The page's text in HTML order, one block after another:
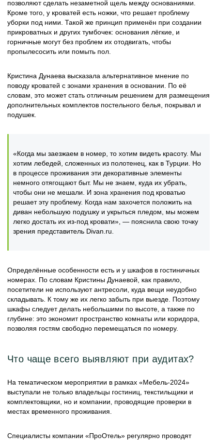
позволяют сделать незаметной щель между основаниями.
Кроме того, у кроватей есть ножки, что решает проблему
уборки под ними. Такой же принцип применён при создании
прикроватных и других тумбочек: основания лёгкие, и
горничные могут без проблем их отодвигать, чтобы
пропылесосить или помыть пол.
Кристина Дунаева высказала альтернативное мнение по
поводу кроватей с зонами хранения в основании. По её
словам, это может стать отличным решением для размещения
дополнительных комплектов постельного белья, покрывал и
подушек.
«Когда мы заезжаем в номер, то хотим видеть красоту. Мы
хотим лебедей, сложенных из полотенец, как в Турции. Но
в процессе проживания эти декоративные элементы
немного отягощают быт. Мы не знаем, куда их убрать,
чтобы они не мешали. И зона хранения под кроватью
решает эту проблему. Когда нам захочется положить на
диван небольшую подушку и укрыться пледом, мы можем
легко достать их из-под кровати», — пояснила свою точку
зрения представитель Divan.ru.
Определённые особенности есть и у шкафов в гостиничных
номерах. По словам Кристины Дунаевой, как правило,
посетители не используют антресоли, куда вещи неудобно
складывать. К тому же их легко забыть при выезде. Поэтому
шкафы следует делать небольшими по высоте, а также по
глубине: это экономит пространство комнаты или коридора,
позволяя гостям свободно перемещаться по номеру.
Что чаще всего выявляют при аудитах?
На тематическом мероприятии в рамках «Мебель-2024»
выступали не только владельцы гостиниц, текстильщики и
комплектовщики, но и компании, проводящие проверки в
местах временного проживания.
Специалисты компании «ПроОтель» регулярно проводят